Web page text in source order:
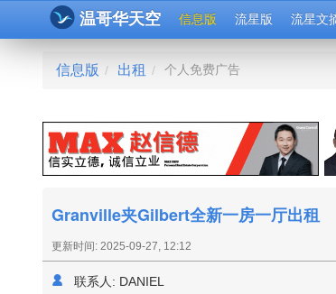
温哥华天空 信息版 流星版 流星文
信息版 / 出租 / 个人免费广告
Granville夹Gilbert全新一房一厅出租
更新时间: 2025-09-27, 12:12
联系人: DANIEL